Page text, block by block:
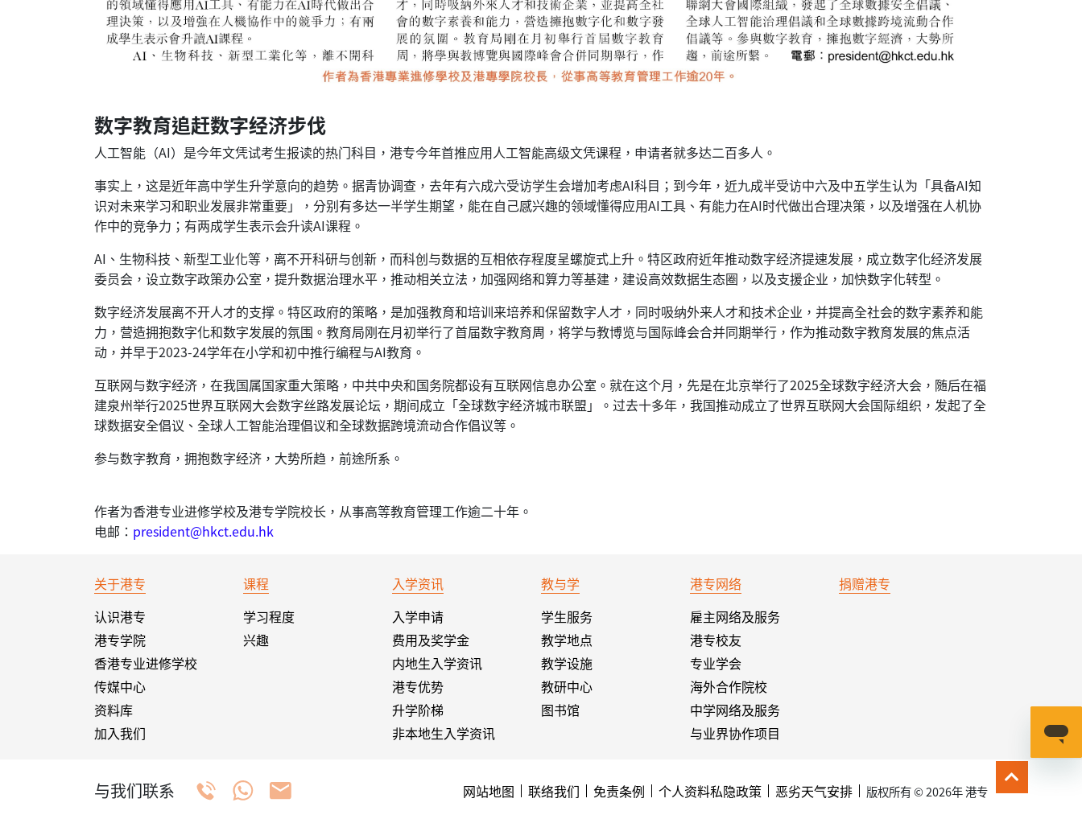
数字教育追赶数字经济步伐
人工智能（AI）是今年文凭试考生报读的热门科目，港专今年首推应用人工智能高级文凭课程，申请者就多达二百多人。
事实上，这是近年高中学生升学意向的趋势。据青协调查，去年有六成六受访学生会增加考虑AI科目；到今年，近九成半受访中六及中五学生认为「具备AI知
识对未来学习和职业发展非常重要」，分别有多达一半学生期望，能在自己感兴趣的领域懂得应用AI工具、有能力在AI时代做出合理决策，以及增强在人机协
作中的竞争力；有两成学生表示会升读AI课程。
AI、生物科技、新型工业化等，离不开科研与创新，而科创与数据的互相依存程度呈螺旋式上升。特区政府近年推动数字经济提速发展，成立数字化经济发展
委员会，设立数字政策办公室，提升数据治理水平，推动相关立法，加强网络和算力等基建，建设高效数据生态圈，以及支援企业，加快数字化转型。
数字经济发展离不开人才的支撑。特区政府的策略，是加强教育和培训来培养和保留数字人才，同时吸纳外来人才和技术企业，并提高全社会的数字素养和能
力，营造拥抱数字化和数字发展的氛围。教育局刚在月初举行了首届数字教育周，将学与教博览与国际峰会合并同期举行，作为推动数字教育发展的焦点活
动，并早于2023-24学年在小学和初中推行编程与AI教育。
互联网与数字经济，在我国属国家重大策略，中共中央和国务院都设有互联网信息办公室。就在这个月，先是在北京举行了2025全球数字经济大会，随后在福
建泉州举行2025世界互联网大会数字丝路发展论坛，期间成立「全球数字经济城市联盟」。过去十多年，我国推动成立了世界互联网大会国际组织，发起了全
球数据安全倡议、全球人工智能治理倡议和全球数据跨境流动合作倡议等。
参与数字教育，拥抱数字经济，大势所趋，前途所系。
作者为香港专业进修学校及港专学院校长，从事高等教育管理工作逾二十年。
电邮： president@hkct.edu.hk
关于港专
认识港专
港专学院
香港专业进修学校
传媒中心
资料库
加入我们
课程
学习程度
兴趣
入学资讯
入学申请
费用及奖学金
内地生入学资讯
港专优势
升学阶梯
非本地生入学资讯
教与学
学生服务
教学地点
教学设施
教研中心
图书馆
港专网络
雇主网络及服务
港专校友
专业学会
海外合作院校
中学网络及服务
与业界协作项目
捐赠港专
与我们联系 网站地图 联络我们 免责条例 个人资料私隐政策 恶劣天气安排 版权所有 © 2026年 港专